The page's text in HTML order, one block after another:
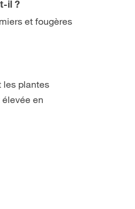
il ?
et fougères
les plantes
en